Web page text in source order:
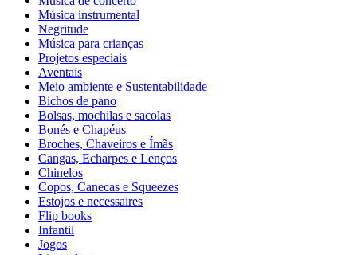
Música instrumental
Negritude
Música para crianças
Projetos especiais
Aventais
Meio ambiente e Sustentabilidade
Bichos de pano
Bolsas, mochilas e sacolas
Bonés e Chapéus
Broches, Chaveiros e Ímãs
Cangas, Echarpes e Lenços
Chinelos
Copos, Canecas e Squeezes
Estojos e necessaires
Flip books
Infantil
Jogos